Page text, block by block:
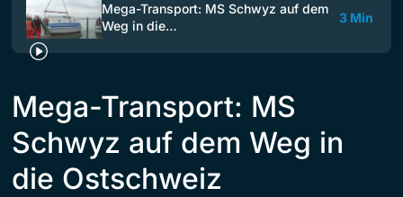
Mega-Transport: MS Schwyz auf dem
Weg in die…
3 Min
Mega-Transport: MS
Schwyz auf dem Weg in
die Ostschweiz